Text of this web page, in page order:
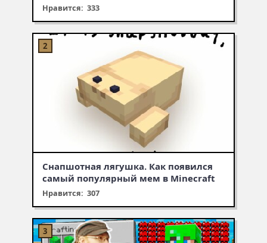
Нравится: 333
Снапшотная лягушка. Как появился
самый популярный мем в Minecraft
Нравится: 307